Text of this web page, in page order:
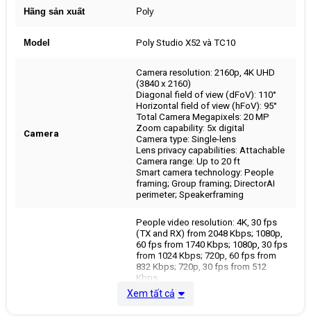
Hãng sản xuất Poly
Model Poly Studio X52 và TC10
Camera
Camera resolution: 2160p, 4K UHD
(3840 x 2160)
Diagonal field of view (dFoV): 110°
Horizontal field of view (hFoV): 95°
Total Camera Megapixels: 20 MP
Zoom capability: 5x digital
Camera type: Single-lens
Lens privacy capabilities: Attachable
Camera range: Up to 20 ft
Smart camera technology: People
framing; Group framing; DirectorAI
perimeter; Speakerframing
People video resolution: 4K, 30 fps
(TX and RX) from 2048 Kbps; 1080p,
60 fps from 1740 Kbps; 1080p, 30 fps
from 1024 Kbps; 720p, 60 fps from
832 Kbps; 720p, 30 fps from 512
Kbps
Content video resolution (input):
UHD (3840 x 2160); HD (1920 x 1080);
Xem tất cả